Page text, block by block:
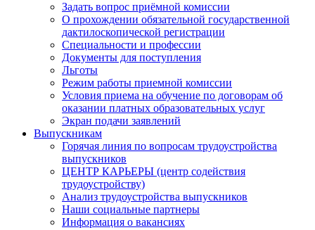
Задать вопрос приёмной комиссии
О прохождении обязательной государственной
дактилоскопической регистрации
Специальности и профессии
Документы для поступления
Льготы
Режим работы приемной комиссии
Условия приема на обучение по договорам об
оказании платных образовательных услуг
Экран подачи заявлений
Выпускникам
Горячая линия по вопросам трудоустройства
выпускников
ЦЕНТР КАРЬЕРЫ (центр содействия
трудоустройству)
Анализ трудоустройства выпускников
Наши социальные партнеры
Информация о вакансиях